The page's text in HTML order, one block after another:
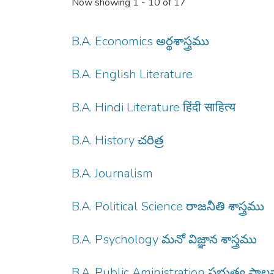
B.A. Economics అర్థశాస్త్రము
B.A. English Literature
B.A. Hindi Literature हिंदी साहित्य
B.A. History చరిత్ర
B.A. Journalism
B.A. Political Science రాజనీతి శాస్త్రము
B.A. Psychology మనో విజ్ఞాన శాస్త్రము